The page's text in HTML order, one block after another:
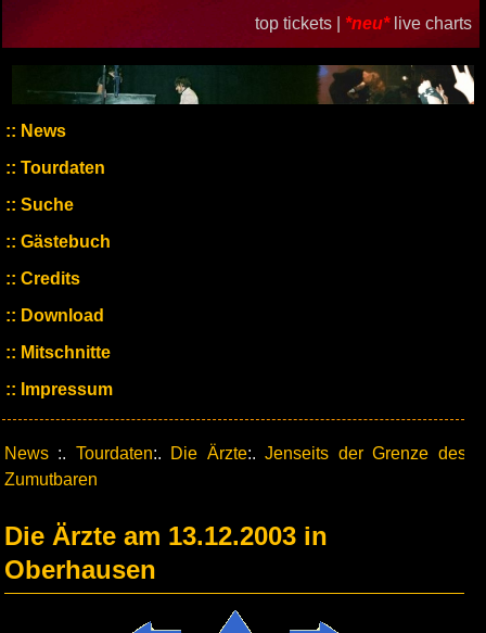
top tickets | *neu* live charts
News
Tourdaten
Suche
Gästebuch
Credits
Download
Mitschnitte
Impressum
News :. Tourdaten:. Die Ärzte:.Jenseits der Grenze des
Zumutbaren
Die Ärzte am 13.12.2003 in
Oberhausen